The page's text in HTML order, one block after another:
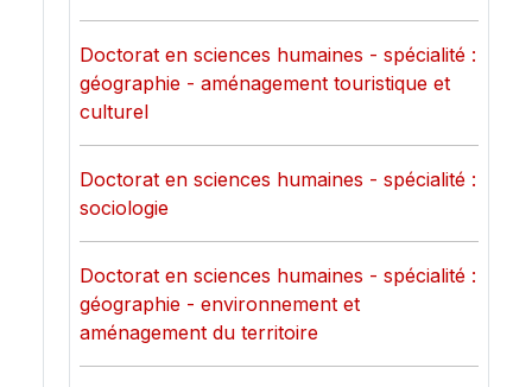
Doctorat en sciences humaines - spécialité :
géographie - aménagement touristique et
culturel
Doctorat en sciences humaines - spécialité :
sociologie
Doctorat en sciences humaines - spécialité :
géographie - environnement et
aménagement du territoire